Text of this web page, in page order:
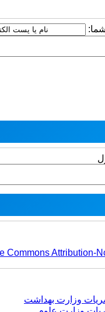
Commons Attribution-
وزارت بهداشت